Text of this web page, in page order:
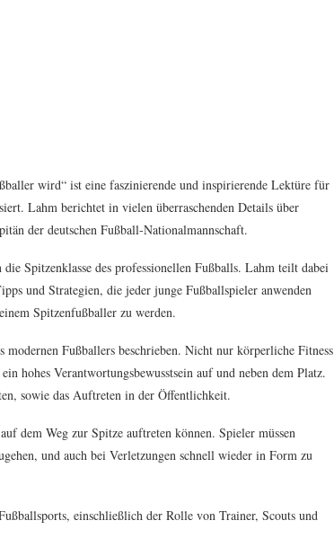
wird“ ist eine faszinierende und inspirierende Lektüre für
Lahm berichtet in vielen überraschenden Details über
der deutschen Fußball-Nationalmannschaft.
Spitzenklasse des professionellen Fußballs. Lahm teilt dabei
und Strategien, die jeder junge Fußballspieler anwenden
Spitzenfußballer zu werden.
Fußballers beschrieben. Nicht nur körperliche Fitness
hohes Verantwortungsbewusstsein auf und neben dem Platz.
sowie das Auftreten in der Öffentlichkeit.
dem Weg zur Spitze auftreten können. Spieler müssen
und auch bei Verletzungen schnell wieder in Form zu
einschließlich der Rolle von Trainer, Scouts und